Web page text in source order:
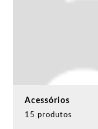
Acessórios
15 produtos